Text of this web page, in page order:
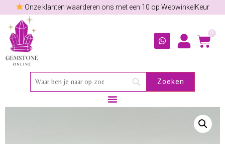
Onze klanten waarderen ons met een 10 op WebwinkelKeur
0